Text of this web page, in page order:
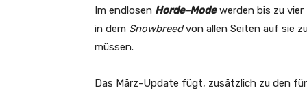
Im endlosen Horde-Modewerden bis zu vier
in dem Snowbreedvon allen Seiten auf sie
müssen.
Das März-Update fügt, zusätzlich zu den